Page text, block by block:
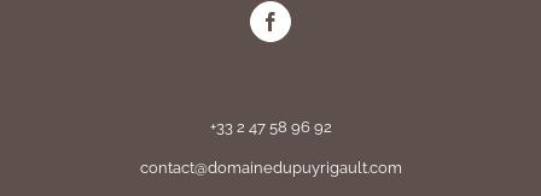
+33 2 47 58 96 92
contact@domainedupuyrigault.com